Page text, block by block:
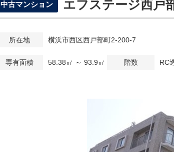
中古マンション エフステージ西戸
所在地 横浜市西区西戸部町2-200-7
専有面積 58.38㎡ ～ 93.9㎡ 階数 RC